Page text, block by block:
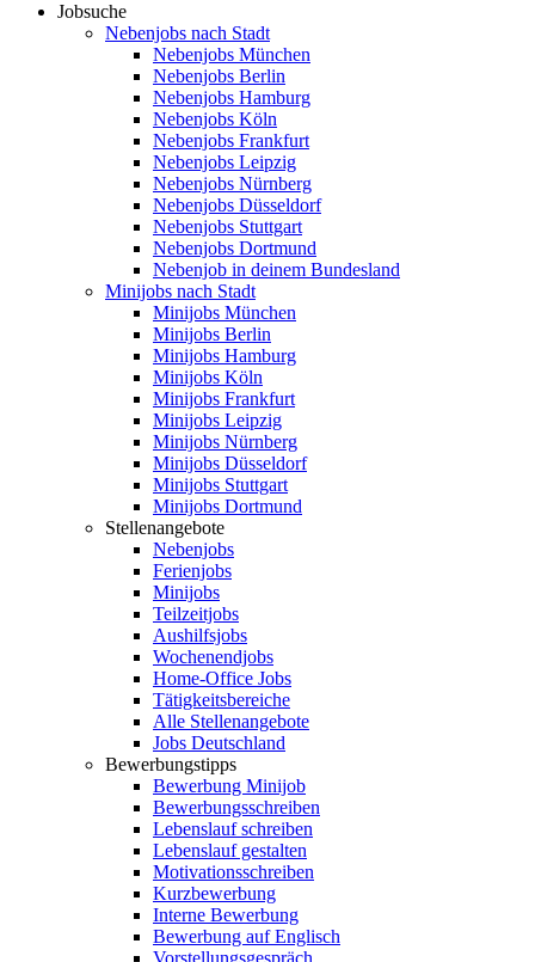
Jobsuche
Nebenjobs nach Stadt
Nebenjobs München
Nebenjobs Berlin
Nebenjobs Hamburg
Nebenjobs Köln
Nebenjobs Frankfurt
Nebenjobs Leipzig
Nebenjobs Nürnberg
Nebenjobs Düsseldorf
Nebenjobs Stuttgart
Nebenjobs Dortmund
Nebenjob in deinem Bundesland
Minijobs nach Stadt
Minijobs München
Minijobs Berlin
Minijobs Hamburg
Minijobs Köln
Minijobs Frankfurt
Minijobs Leipzig
Minijobs Nürnberg
Minijobs Düsseldorf
Minijobs Stuttgart
Minijobs Dortmund
Stellenangebote
Nebenjobs
Ferienjobs
Minijobs
Teilzeitjobs
Aushilfsjobs
Wochenendjobs
Home-Office Jobs
Tätigkeitsbereiche
Alle Stellenangebote
Jobs Deutschland
Bewerbungstipps
Bewerbung Minijob
Bewerbungsschreiben
Lebenslauf schreiben
Lebenslauf gestalten
Motivationsschreiben
Kurzbewerbung
Interne Bewerbung
Bewerbung auf Englisch
Vorstellungsgespräch